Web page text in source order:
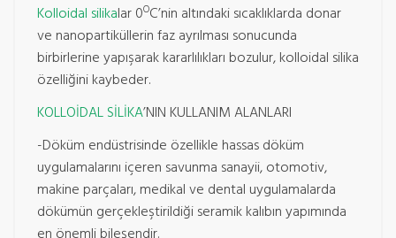
Kolloidal silikalar 0OC’nin altındaki sıcaklıklarda donar
ve nanopartiküllerin faz ayrılması sonucunda
birbirlerine yapışarak kararlılıkları bozulur, kolloidal silika
özelliğini kaybeder.
KOLLOİDAL SİLİKA’NIN KULLANIM ALANLARI
-Döküm endüstrisinde özellikle hassas döküm
uygulamalarını içeren savunma sanayii, otomotiv,
makine parçaları, medikal ve dental uygulamalarda
dökümün gerçekleştirildiği seramik kalıbın yapımında